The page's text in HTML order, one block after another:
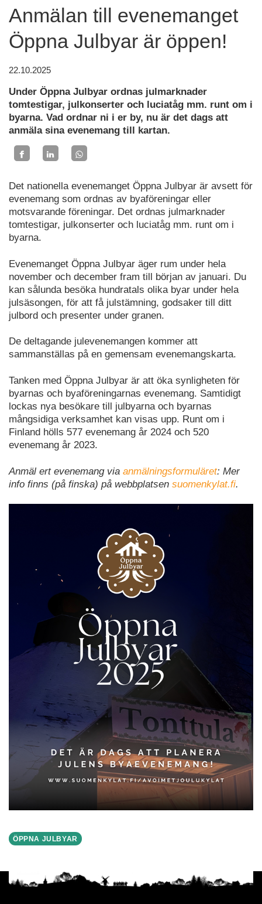
ÖPPNA JULBYAR
Anmälan till evenemanget
Öppna Julbyar är öppen!
22.10.2025
Under Öppna Julbyar ordnas julmarknader
tomtestigar, julkonserter och luciatåg mm. runt om i
byarna. Vad ordnar ni i er by, nu är det dags att
anmäla sina evenemang till kartan.
Det nationella evenemanget Öppna Julbyar är avsett för
evenemang som ordnas av byaföreningar eller
motsvarande föreningar. Det ordnas julmarknader
tomtestigar, julkonserter och luciatåg mm. runt om i
byarna.
Evenemanget Öppna Julbyar äger rum under hela
november och december fram till början av januari. Du
kan sålunda besöka hundratals olika byar under hela
julsäsongen, för att få julstämning, godsaker till ditt
julbord och presenter under granen.
De deltagande julevenemangen kommer att
sammanställas på en gemensam evenemangskarta.
Tanken med Öppna Julbyar är att öka synligheten för
byarnas och byaföreningarnas evenemang. Samtidigt
lockas nya besökare till julbyarna och byarnas
mångsidiga verksamhet kan visas upp. Runt om i
Finland hölls 577 evenemang år 2024 och 520
evenemang år 2023.
Anmäl ert evenemang via anmälningsformuläret: Mer
info finns (på finska) på webbplatsen suomenkylat.fi.